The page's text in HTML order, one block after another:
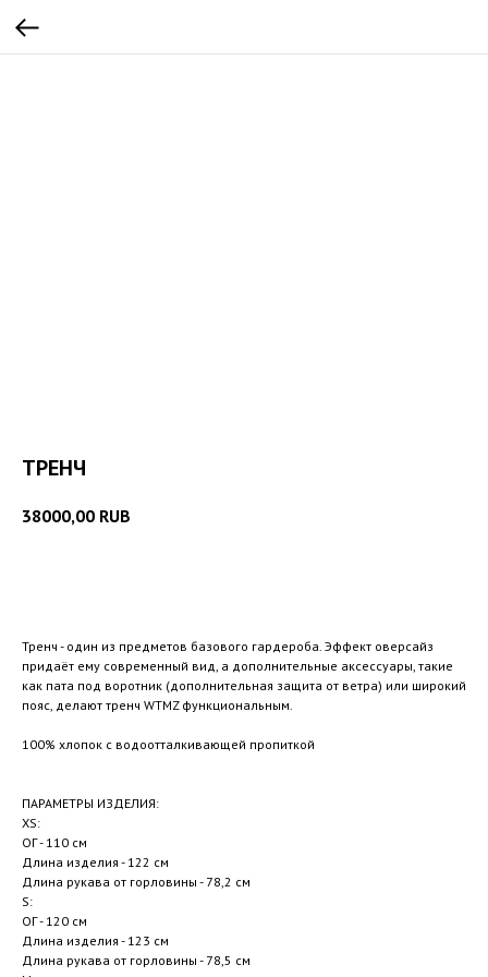
ТРЕНЧ
38000,00 RUB
Тренч - один из предметов базового гардероба. Эффект оверсайз
придаёт ему современный вид, а дополнительные аксессуары, такие
как пата под воротник (дополнительная защита от ветра) или широкий
пояс, делают тренч WTMZ функциональным.
100% хлопок с водоотталкивающей пропиткой
ПАРАМЕТРЫ ИЗДЕЛИЯ:
XS:
ОГ - 110 см
Длина изделия - 122 см
Длина рукава от горловины - 78,2 см
S:
ОГ - 120 см
Длина изделия - 123 см
Длина рукава от горловины - 78,5 см